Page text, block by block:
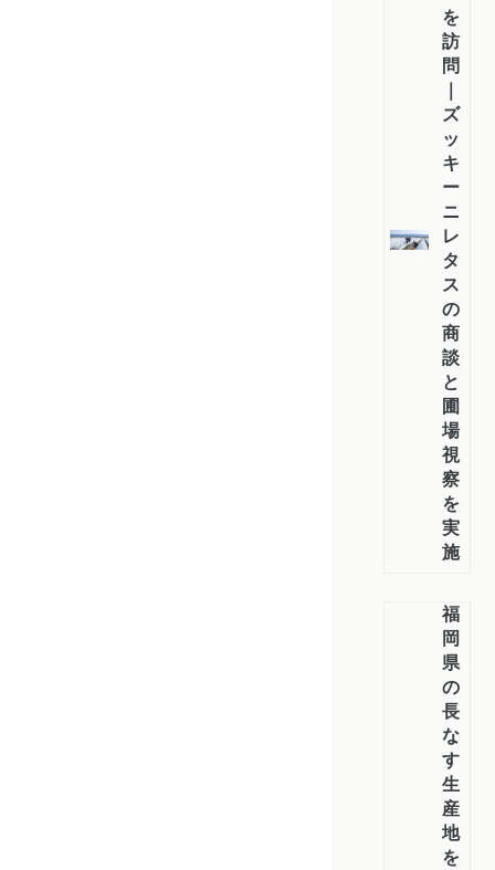
を
訪
問
ズ
ッ
キ
ー
ニ・
レ
タ
ス
の
商
談
と
圃
場
視
察
を
実
施
福
岡
県
の
長
な
す
生
産
地
を